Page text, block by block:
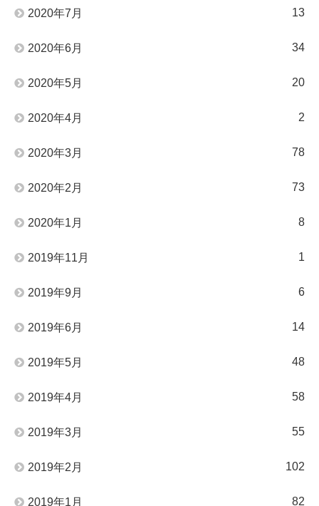
2020年7月 13
2020年6月 34
2020年5月 20
2020年4月 2
2020年3月 78
2020年2月 73
2020年1月 8
2019年11月 1
2019年9月 6
2019年6月 14
2019年5月 48
2019年4月 58
2019年3月 55
2019年2月 102
2019年1月 82